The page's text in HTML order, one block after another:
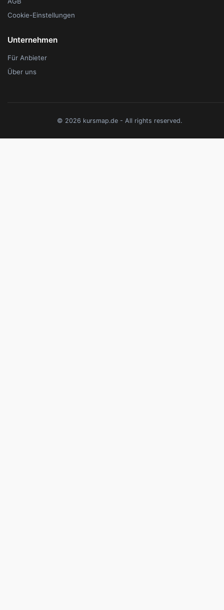
Cookie-Einstellungen
Unternehmen
Für Anbieter
Über uns
© 2026 kursmap.de - All rights reserved.